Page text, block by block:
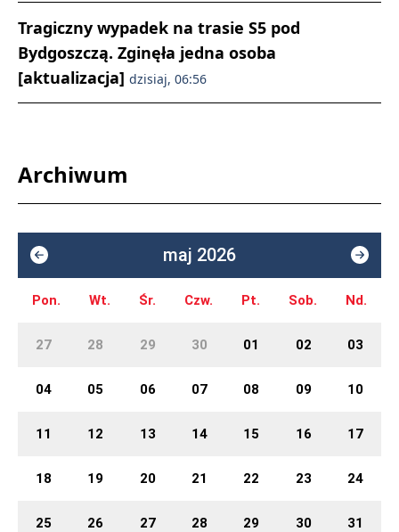
Tragiczny wypadek na trasie S5 pod
Bydgoszczą. Zginęła jedna osoba
[aktualizacja] dzisiaj, 06:56
Archiwum
maj 2026
Pon. Wt. Śr. Czw. Pt. Sob. Nd.
27 28 29 30 01 02 03
04 05 06 07 08 09 10
11 12 13 14 15 16 17
18 19 20 21 22 23 24
25 26 27 28 29 30 31